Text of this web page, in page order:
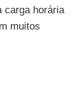
carga horária
muitos